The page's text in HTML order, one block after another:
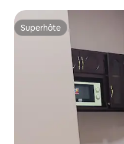
Superhôte
Superhôte